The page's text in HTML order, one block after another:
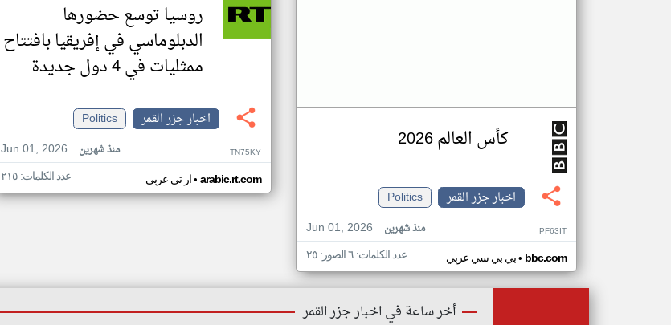
كأس العالم 2026
اخبار جزر القمر
Politics
Jun 01, 2026
منذ شهرين PF63IT
بي بي سي عربي• bbc.com عدد الكلمات: ٦ الصور: ٢٥
روسيا توسع حضورها
الدبلوماسي في إفريقيا بافتتاح
ممثليات في 4 دول جديدة
اخبار جزر القمر
Politics
Jun 01, 2026
منذ شهرين TN75KY
ار تي عربي• arabic.rt.com عدد الكلمات: ٢١٥
أخر ساعة في اخبار جزر القمر